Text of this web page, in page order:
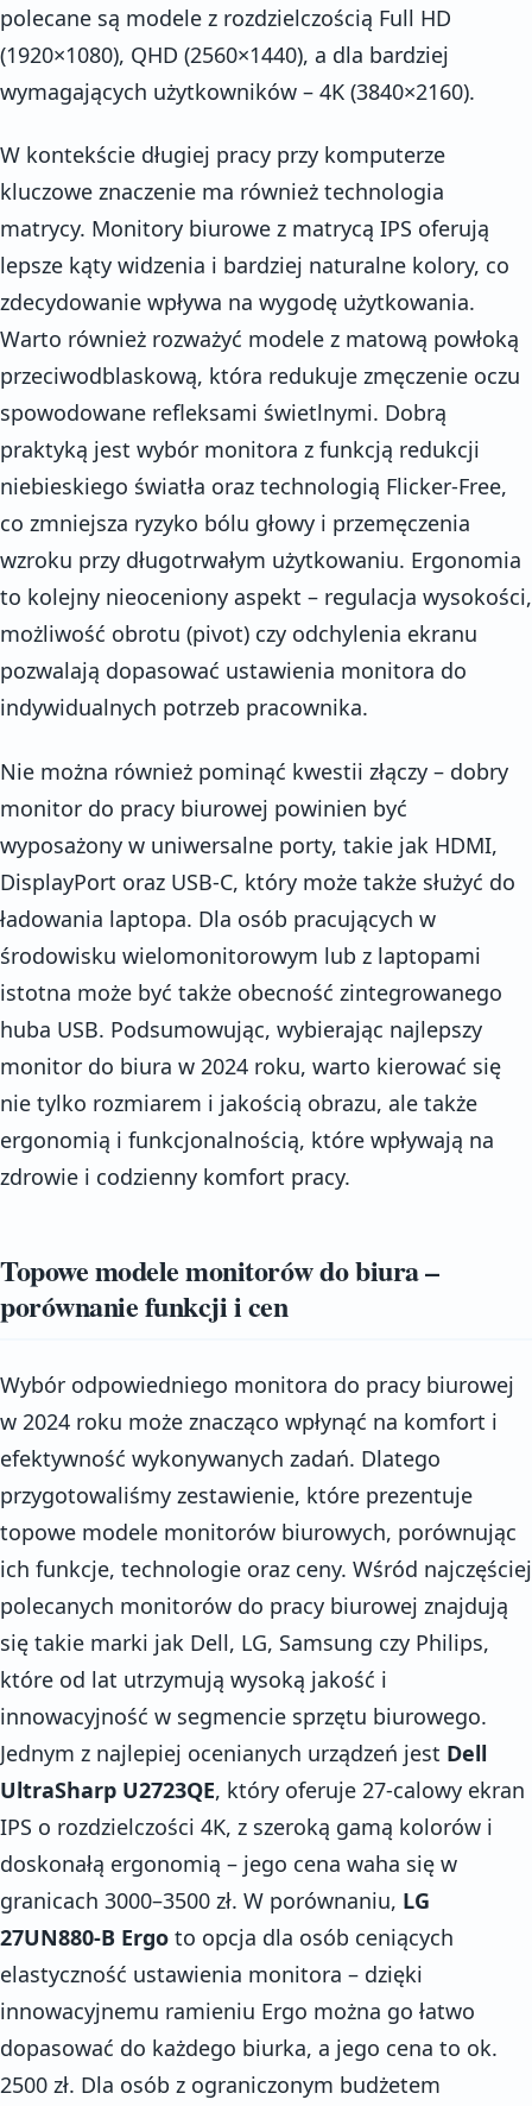
polecane są modele z rozdzielczością Full HD
(1920×1080), QHD (2560×1440), a dla bardziej
wymagających użytkowników – 4K (3840×2160).
W kontekście długiej pracy przy komputerze
kluczowe znaczenie ma również technologia
matrycy. Monitory biurowe z matrycą IPS oferują
lepsze kąty widzenia i bardziej naturalne kolory, co
zdecydowanie wpływa na wygodę użytkowania.
Warto również rozważyć modele z matową powłoką
przeciwodblaskową, która redukuje zmęczenie oczu
spowodowane refleksami świetlnymi. Dobrą
praktyką jest wybór monitora z funkcją redukcji
niebieskiego światła oraz technologią Flicker-Free,
co zmniejsza ryzyko bólu głowy i przemęczenia
wzroku przy długotrwałym użytkowaniu. Ergonomia
to kolejny nieoceniony aspekt – regulacja wysokości,
możliwość obrotu (pivot) czy odchylenia ekranu
pozwalają dopasować ustawienia monitora do
indywidualnych potrzeb pracownika.
Nie można również pominąć kwestii złączy – dobry
monitor do pracy biurowej powinien być
wyposażony w uniwersalne porty, takie jak HDMI,
DisplayPort oraz USB-C, który może także służyć do
ładowania laptopa. Dla osób pracujących w
środowisku wielomonitorowym lub z laptopami
istotna może być także obecność zintegrowanego
huba USB. Podsumowując, wybierając najlepszy
monitor do biura w 2024 roku, warto kierować się
nie tylko rozmiarem i jakością obrazu, ale także
ergonomią i funkcjonalnością, które wpływają na
zdrowie i codzienny komfort pracy.
Topowe modele monitorów do biura –
porównanie funkcji i cen
Wybór odpowiedniego monitora do pracy biurowej
w 2024 roku może znacząco wpłynąć na komfort i
efektywność wykonywanych zadań. Dlatego
przygotowaliśmy zestawienie, które prezentuje
topowe modele monitorów biurowych, porównując
ich funkcje, technologie oraz ceny. Wśród najczęściej
polecanych monitorów do pracy biurowej znajdują
się takie marki jak Dell, LG, Samsung czy Philips,
które od lat utrzymują wysoką jakość i
innowacyjność w segmencie sprzętu biurowego.
Jednym z najlepiej ocenianych urządzeń jest Dell
UltraSharp U2723QE, który oferuje 27-calowy ekran
IPS o rozdzielczości 4K, z szeroką gamą kolorów i
doskonałą ergonomią – jego cena waha się w
granicach 3000–3500 zł. W porównaniu, LG
27UN880-B Ergo to opcja dla osób ceniących
elastyczność ustawienia monitora – dzięki
innowacyjnemu ramieniu Ergo można go łatwo
dopasować do każdego biurka, a jego cena to ok.
2500 zł. Dla osób z ograniczonym budżetem